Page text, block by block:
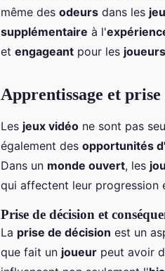
même des odeurs dans les
supplémentaire à l'
et engageant pour les joueurs
Apprentissage et prise
Les jeux vidéo ne sont pas
également des opportunités
Dans un monde ouvert, les
qui affectent leur progression
Prise de décision et
La prise de décision est un
que fait un joueur peut avoir